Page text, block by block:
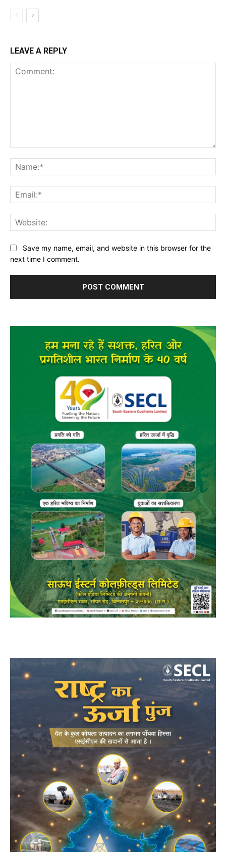
LEAVE A REPLY
Save my name, email, and website in this browser for the
next time I comment.